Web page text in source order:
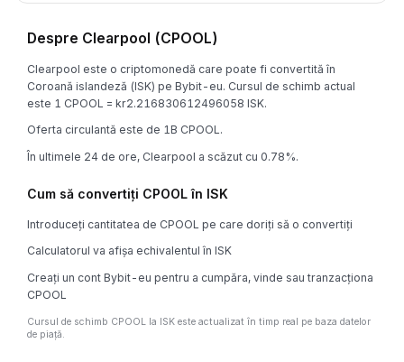
Despre Clearpool (CPOOL)
Clearpool este o criptomonedă care poate fi convertită în
Coroană islandeză (ISK) pe Bybit-eu. Cursul de schimb actual
este 1 CPOOL = kr2.216830612496058 ISK.
Oferta circulantă este de 1B CPOOL.
În ultimele 24 de ore, Clearpool a scăzut cu 0.78%.
Cum să convertiți CPOOL în ISK
Introduceți cantitatea de CPOOL pe care doriți să o convertiți
Calculatorul va afișa echivalentul în ISK
Creați un cont Bybit-eu pentru a cumpăra, vinde sau tranzacționa
CPOOL
Cursul de schimb CPOOL la ISK este actualizat în timp real pe baza datelor
de piață.